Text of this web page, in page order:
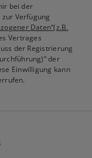
bei der
Verfügung
Daten“(z.B.
Vertrages
der Registrierung
der
Einwilligung kann